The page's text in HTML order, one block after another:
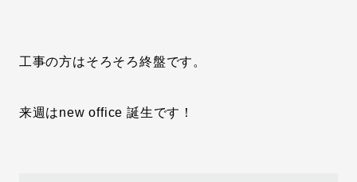
工事の方はそろそろ終盤です。
来週はnew office 誕生です！